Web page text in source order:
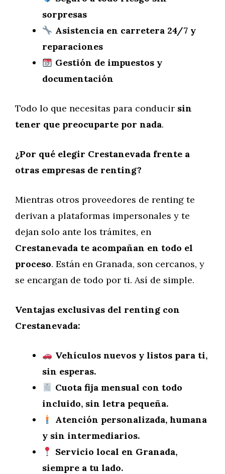
sorpresas
Asistencia en carretera 24/7 y
reparaciones
Gestión de impuestos y
documentación
Todo lo que necesitas para conducir sin
tener que preocuparte por nada.
¿Por qué elegir Crestanevada frente a
otras empresas de renting?
Mientras otros proveedores de renting te
derivan a plataformas impersonales y te
dejan solo ante los trámites, en
Crestanevada te acompañan en todo el
proceso. Están en Granada, son cercanos, y
se encargan de todo por ti. Así de simple.
Ventajas exclusivas del renting con
Crestanevada:
Vehículos nuevos y listos para ti,
sin esperas.
Cuota fija mensual con todo
incluido, sin letra pequeña.
Atención personalizada, humana
y sin intermediarios.
Servicio local en Granada,
siempre a tu lado.